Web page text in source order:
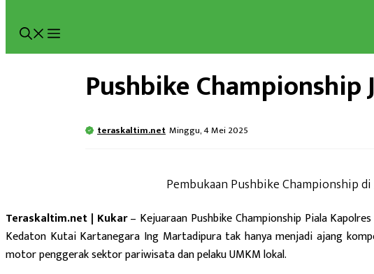
Pushbike
teraskaltim.net Minggu, 4 Mei 2025
Pembukaan Pushbike Championship
Teraskaltim.net | Kukar– Kejuaraan Pushbike Championship Piala
Kedaton Kutai Kartanegara Ing Martadipura tak hanya menjadi ajang
motor penggerak sektor pariwisata dan pelaku UMKM lokal.